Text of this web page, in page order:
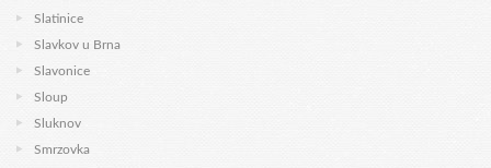
Slatinice
Slavkov u Brna
Slavonice
Sloup
Sluknov
Smrzovka